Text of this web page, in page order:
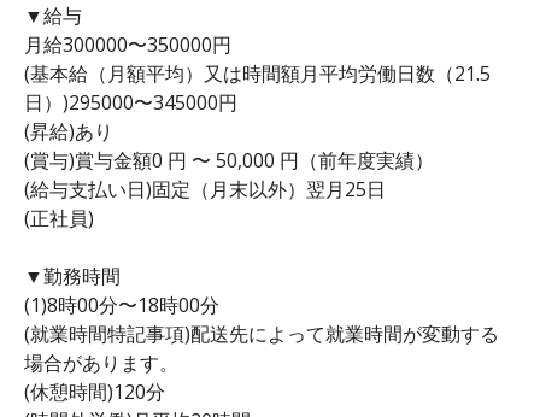
▼給与
月給300000〜350000円
(基本給（月額平均）又は時間額月平均労働日数（21.5
日）)295000〜345000円
(昇給)あり
(賞与)賞与金額0 円 〜 50,000 円（前年度実績）
(給与支払い日)固定（月末以外）翌月25日
(正社員)
▼勤務時間
(1)8時00分〜18時00分
(就業時間特記事項)配送先によって就業時間が変動する
場合があります。
(休憩時間)120分